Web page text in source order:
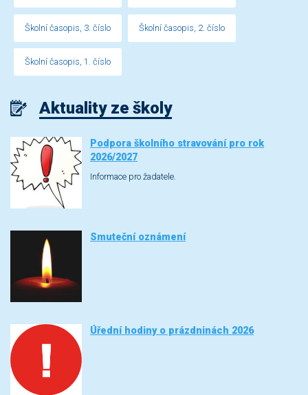
Školní časopis, 3. číslo Školní časopis, 2. číslo
Školní časopis, 1. číslo
Aktuality ze školy
Podpora školního stravování pro rok
2026/2027
Informace pro žadatele.
Smuteční oznámení
Úřední hodiny o prázdninách 2026